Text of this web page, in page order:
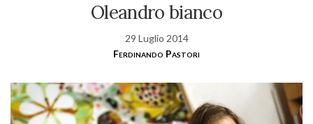
Oleandro bianco
29 Luglio 2014
Ferdinando Pastori